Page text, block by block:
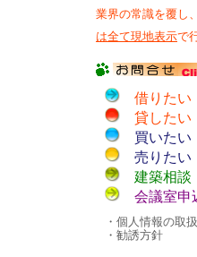
業界の常識を覆し
は全て現地表示で
借りたい
貸したい
買いたい
売りたい
建築相談
会議室申
・個人情報の取
・勧誘方針